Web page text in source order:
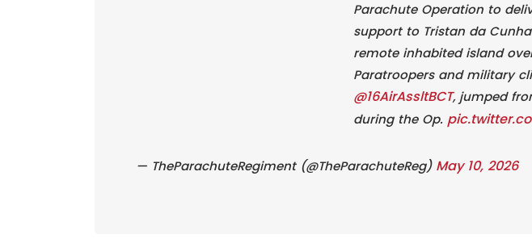
Parachute Operation to
support to Tristan da
remote inhabited island
Paratroopers and military
@16AirAssltBCT, jumped
during the Op.
— TheParachuteRegiment (@TheParachuteReg) May 10, 2026